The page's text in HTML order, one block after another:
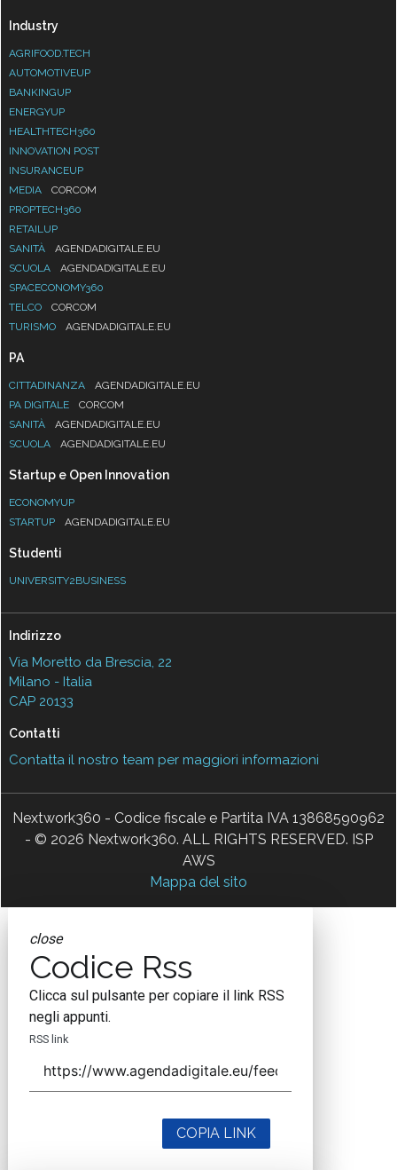
Industry
AGRIFOOD.TECH
AUTOMOTIVEUP
BANKINGUP
ENERGYUP
HEALTHTECH360
INNOVATION POST
INSURANCEUP
MEDIA
CORCOM
PROPTECH360
RETAILUP
SANITÀ
AGENDADIGITALE.EU
SCUOLA
AGENDADIGITALE.EU
SPACECONOMY360
TELCO
CORCOM
TURISMO
AGENDADIGITALE.EU
PA
CITTADINANZA
AGENDADIGITALE.EU
PA DIGITALE
CORCOM
SANITÀ
AGENDADIGITALE.EU
SCUOLA
AGENDADIGITALE.EU
Startup e Open Innovation
ECONOMYUP
STARTUP
AGENDADIGITALE.EU
Studenti
UNIVERSITY2BUSINESS
Indirizzo
Via Moretto da Brescia, 22
Milano - Italia
CAP 20133
Contatti
Contatta il nostro team per maggiori informazioni
Nextwork360 - Codice fiscale e Partita IVA 13868590962
- © 2026 Nextwork360. ALL RIGHTS RESERVED. ISP
AWS
Mappa del sito
close
Codice Rss
Clicca sul pulsante per copiare il link RSS
negli appunti.
RSS link
COPIA LINK